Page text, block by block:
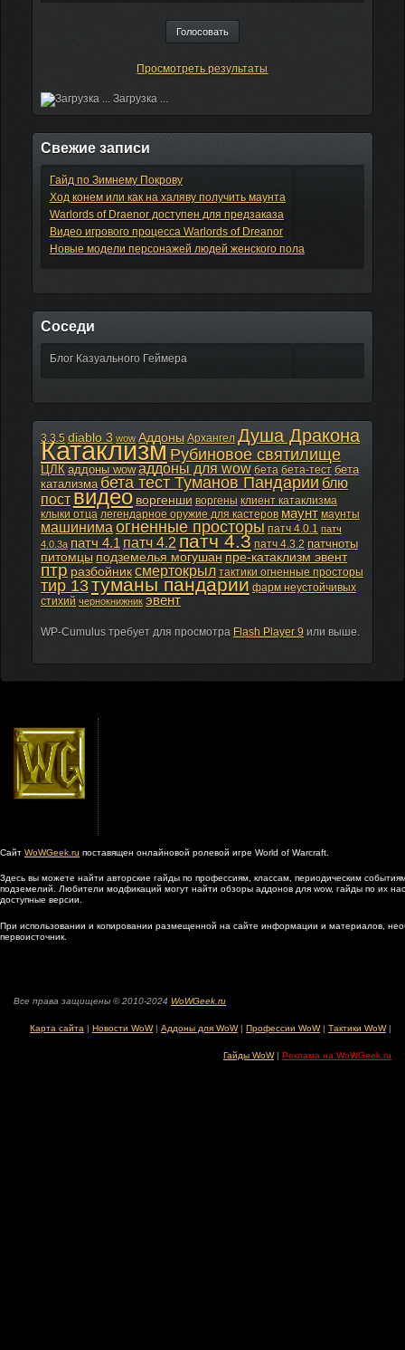
Просмотреть результаты
Загрузка ...
Свежие записи
Гайд по Зимнему Покрову
Ход конем или как на халяву получить маунта
Warlords of Draenor доступен для предзаказа
Видео игрового процесса Warlords of Dreanor
Новые модели персонажей людей женского пола
Соседи
Блог Казуального Геймера
3.3.5 diablo 3 wow Аддоны Архангел Душа Дракона
Катаклизм Рубиновое святилище
ЦЛК аддоны wow аддоны для wow бета бета-тест бета
катализма бета тест Туманов Пандарии блю
поствидео воргенши воргены клиент катаклизма
клыки отца легендарное оружие для кастеров маунт маунты
машинима огненные просторы патч 4.0.1 патч
4.0.3а патч 4.1 патч 4.2 патч 4.3 патч 4.3.2 патчноты
питомцы подземелья могушанпре-катаклизм эвент
птр разбойниксмертокрыл тактики огненные просторы
тир 13туманы пандарии фарм неустойчивых
стихий чернокнижник эвент
WP-Cumulus требует для просмотра Flash Player 9 или выше.
Сайт WoWGeek.ru поставящен онлайновой ролевой игре World of Warcraft.
Здесь вы можете найти авторские гайды по профессиям, классам, периодическим
подземелий. Любители модфикаций могут найти обзоры аддонов для wow, гайды по их
доступные версии.
При использовании и копировании размещенной на сайте информации и материалов,
первоисточник.
Все права защищены © 2010-2024 WoWGeek.ru
Карта сайта | Новости WoW| Аддоны для WoW| Профессии WoW| Тактики WoW|
Гайды WoW| Реклама на WoWGeek.ru